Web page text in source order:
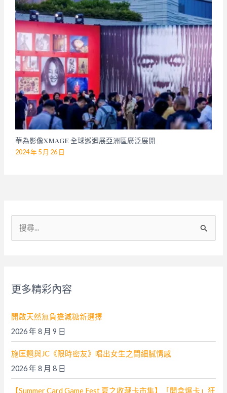
華為影像XMAGE 全球巡迴展亞洲區廣泛展開
2024 年 5 月 26 日
:
更多精彩內容
開啟天然無負擔減糖新選擇
2026 年 8 月 9 日
施匡翹與JC《限時密友》唱出女生之間細膩情感
2026 年 8 月 8 日
【Summer Card Game Fest 夏之收藏卡市集】「開盒爆卡」狂